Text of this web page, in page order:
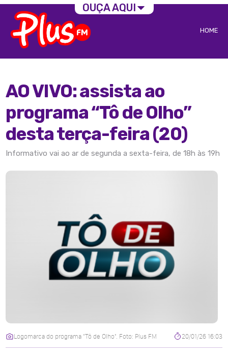
HOME
AO VIVO: assista ao
programa “Tô de Olho”
desta terça-feira (20)
Informativo vai ao ar de segunda a sexta-feira, de 18h às 19h
Logomarca do programa "Tô de Olho". Foto: Plus FM 20/01/26 16:03
OUÇA AQUI